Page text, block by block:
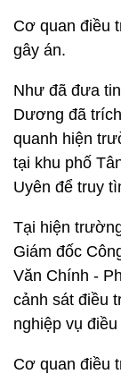
Cơ quan điều
gây án.
Như đã đưa
Dương đã
quanh hiện
tại khu phố
Uyên để truy
Tại hiện
Giám đốc
Văn Chính -
cảnh sát điều
nghiệp vụ
Cơ quan điều